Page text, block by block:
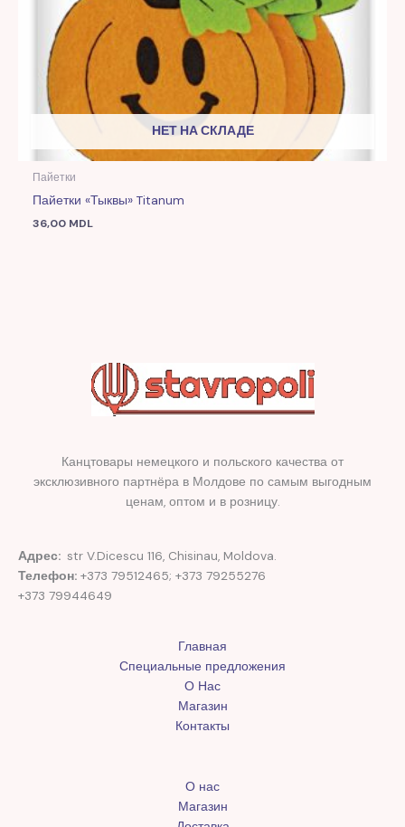
НЕТ НА СКЛАДЕ
Пайетки
Пайетки «Тыквы» Titanum
36,00 MDL
Канцтовары немецкого и польского качества от
эксклюзивного партнёра в Молдове по самым выгодным
ценам, оптом и в розницу.
Адрес: str V.Dicescu 116, Chisinau, Moldova.
Телефон: +373 79512465; +373 79255276
+373 79944649
Главная
Специальные предложения
О Нас
Магазин
Контакты
О нас
Магазин